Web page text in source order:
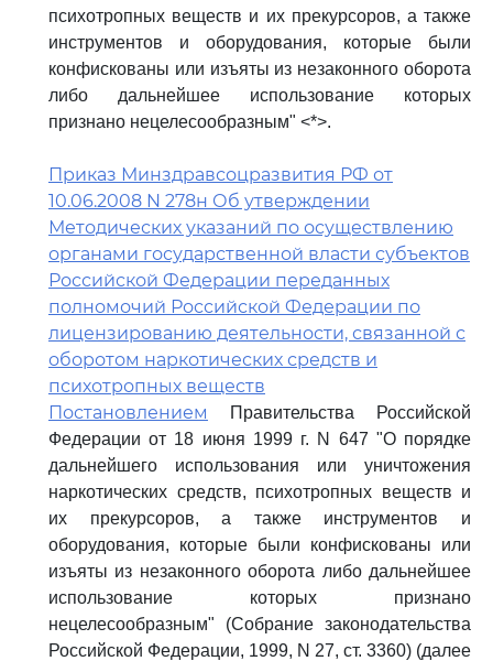
психотропных веществ и их прекурсоров, а также
инструментов и оборудования, которые были
конфискованы или изъяты из незаконного оборота
либо дальнейшее использование которых
признано нецелесообразным" <*>.
Приказ Минздравсоцразвития РФ от
10.06.2008 N 278н Об утверждении
Методических указаний по осуществлению
органами государственной власти субъектов
Российской Федерации переданных
полномочий Российской Федерации по
лицензированию деятельности, связанной с
оборотом наркотических средств и
психотропных веществ
Постановлением
Правительства Российской
Федерации от 18 июня 1999 г. N 647 "О порядке
дальнейшего использования или уничтожения
наркотических средств, психотропных веществ и
их прекурсоров, а также инструментов и
оборудования, которые были конфискованы или
изъяты из незаконного оборота либо дальнейшее
использование которых признано
нецелесообразным" (Собрание законодательства
Российской Федерации, 1999, N 27, ст. 3360) (далее